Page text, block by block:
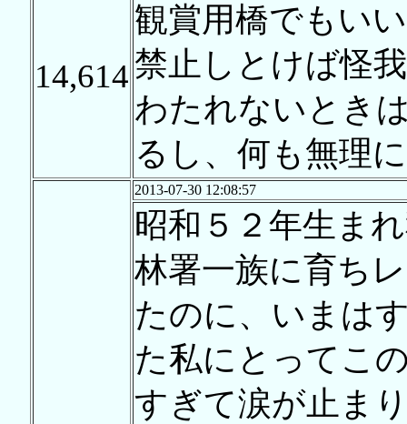
14,614
観賞用橋でもい
禁止しとけば怪
わたれないとき
るし、何も無理
2013-07-30 12:08:57
昭和５２年生ま
林署一族に育ち
たのに、いまは
た私にとってこ
すぎて涙が止ま